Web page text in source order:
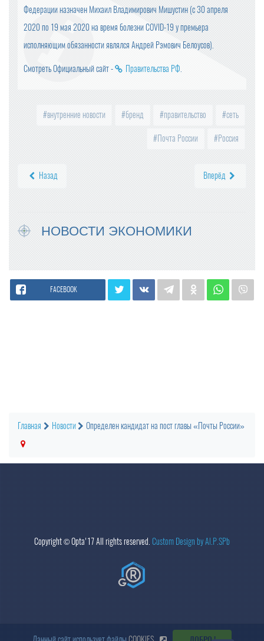
Федерации назначен Михаил Владимирович Мишустин (с 30 апреля
2020 по 19 мая 2020 на время болезни COVID-19 у премьера
исполняющим обязанности являлся Андрей Рэмович Белоусов).
Смотреть Официальный сайт - Правительства РФ
внутренние новости бренд правительство сеть
Почта России Россия
Назад Вперёд
НОВОСТИ ЭКОНОМИКИ
FACEBOOK
Главная Новости Определен кандидат на пост главы «Почты России»
Copyright ©Opta'17 All rights reserved.Custom Design by Al.P.SPb